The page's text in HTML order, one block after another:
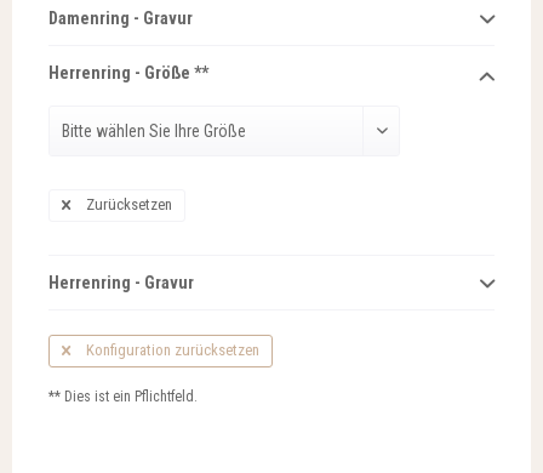
Damenring - Gravur
Herrenring - Größe **
Zurücksetzen
Herrenring - Gravur
Konfiguration zurücksetzen
** Dies ist ein Pflichtfeld.